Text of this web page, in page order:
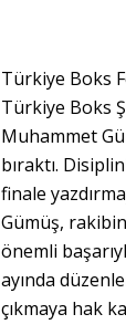
Türkiye Boks
Türkiye Boks
Muhammet
bıraktı.
finale
Gümüş,
önemli
ayında
çıkmaya hak